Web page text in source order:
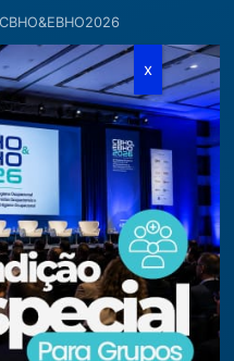
CBHO&EBHO2026
Cursos Modulares
Eventos Apoiados
Eventos Regionais